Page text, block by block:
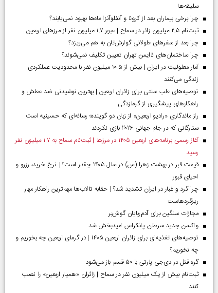
سلیقه‌ها
چرا برخی بیماران بعد از کرونا و آنفلوآنزا ماه‌ها بهبود نمی‌یابند؟
ثبت‌نام ۲.۵ میلیون زائر در سماح | عبور ۱.۷ میلیون نفر از مرز‌های اربعین
چرا بعد از سفرهای طولانی گوارش‌تان به هم می‌ریزد؟
چرا ساختمان‌های ناایمن تهران تعیین تکلیف نمی‌شوند؟
آمار معلولیت در ایران | بیش از ۱۰.۵ میلیون نفر با محدودیت عملکردی
زندگی می‌کنند
توصیه‌های طب سنتی برای زائران اربعین | بهترین نوشیدنی ضد عطش و
راهکارهای پیشگیری از گرمازدگی
راز ماندگاری «رادیو اربعین» از زبان دو گوینده؛ رسانه‌ای که حسینیه است
ستارگانی که در جام جهانی ۲۰۲۶ بازی نکردند
آغاز رسمی برنامه‌های اربعین ۱۴۰۵ در مرز‌ها | ثبت‌نام سماح به ۱.۷ میلیون نفر
رسید
قیمت قبر در بهشت زهرا (س) در سال ۱۴۰۵ چقدر است؟ | نرخ خرید، رزرو و
احیای قبور
چرا گرد و غبار در ایران تشدید شد؟ | حقابه تالاب‌ها مهم‌ترین راهکار مهار
ریزگردهاست
مجازات سنگین برای آدم‌ربایان گوش‌بر
واکسن جدید سرطان پانکراس امیدبخش شد
توصیه‌های تغذیه‌ای برای زائران اربعین ۱۴۰۵ | در گرمای اربعین چه بخوریم و
چه نخوریم؟
گره قتل در دی‌جی پارتی با ۵۰ قسم باز می‌شود
ثبت‌نام بیش از یک میلیون نفر در سماح | زائران «همیار اربعین» را نصب
کنند